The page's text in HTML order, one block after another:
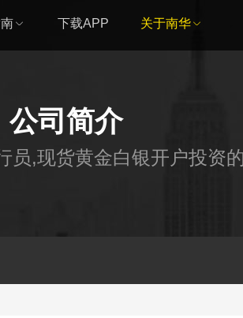
下载APP 关于南华
公司简介
员,现货黄金白银开户投资